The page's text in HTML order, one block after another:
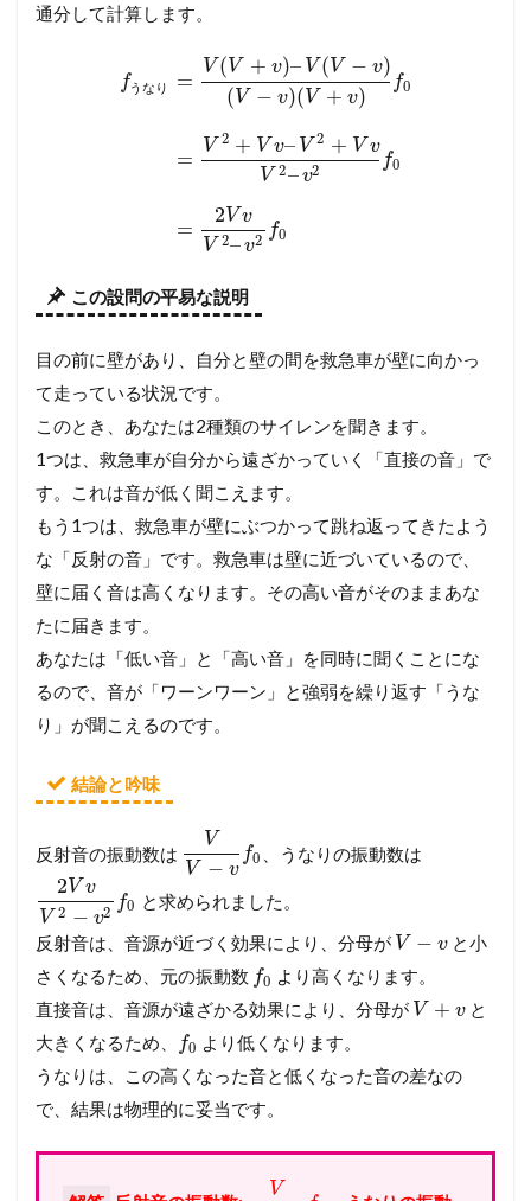
通分して計算します。
fうな り =
V (V + v)– V(V − v)
(V − v)(V + v)
f0
=
V 2 + V v– V 2 + V v
V 2– v2
f0
=
2Vv
V 2– v2
f0
この設問の平易な説明
目の前に壁があり、自分と壁の間を救急車が壁に向かっ
て走っている状況です。
このとき、あなたは2種類のサイレンを聞きます。
1つは、救急車が自分から遠ざかっていく「直接の音」で
す。これは音が低く聞こえます。
もう1つは、救急車が壁にぶつかって跳ね返ってきたよう
な「反射の音」です。救急車は壁に近づいているので、
壁に届く音は高くなります。その高い音がそのままあな
たに届きます。
あなたは「低い音」と「高い音」を同時に聞くことにな
るので、音が「ワーンワーン」と強弱を繰り返す「うな
り」が聞こえるのです。
結論と吟味
反射音の振動数は
V
V − v
f0 、うなりの振動数は
2V v
V 2 − v2
f0 と求められました。
反射音は、音源が近づく効果により、分母が V − v と小
さくなるため、元の振動数 f0 より高くなります。
直接音は、音源が遠ざかる効果により、分母が V + v と
大きくなるため、
f0 より低くなります。
うなりは、この高くなった音と低くなった音の差なの
で、結果は物理的に妥当です。
V